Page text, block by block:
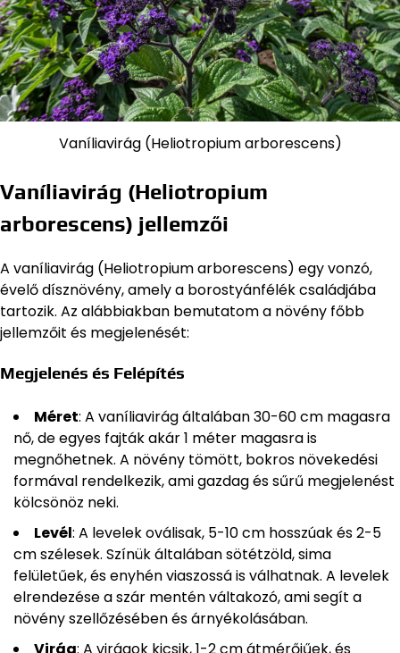
Vaníliavirág (Heliotropium arborescens)
Vaníliavirág (Heliotropium
arborescens) jellemzői
A vaníliavirág (Heliotropium arborescens) egy vonzó,
évelő dísznövény, amely a borostyánfélék családjába
tartozik. Az alábbiakban bemutatom a növény főbb
jellemzőit és megjelenését:
Megjelenés és Felépítés
Méret: A vaníliavirág általában 30-60 cm magasra
nő, de egyes fajták akár 1 méter magasra is
megnőhetnek. A növény tömött, bokros növekedési
formával rendelkezik, ami gazdag és sűrű megjelenést
kölcsönöz neki.
Levél: A levelek oválisak, 5-10 cm hosszúak és 2-5
cm szélesek. Színük általában sötétzöld, sima
felületűek, és enyhén viaszossá is válhatnak. A levelek
elrendezése a szár mentén váltakozó, ami segít a
növény szellőzésében és árnyékolásában.